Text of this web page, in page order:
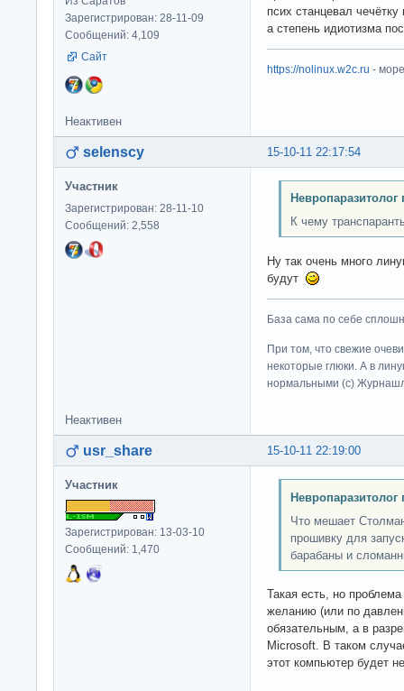
Зарегистрирован: 28-11-09
Сообщений: 4,109
Сайт
псих станцевал
а степень идиотизма
https://nolinux.w2c.ru -
Неактивен
15-10-11 22:17:54
selenscy
Участник
Зарегистрирован: 28-11-10
Сообщений: 2,558
Невропаразитолог
К чему
Ну так очень много
будут
База сама по себе
При том, что свежие
некоторые глюки. А в
нормальными (c)
Неактивен
15-10-11 22:19:00
usr_share
Участник
Зарегистрирован: 13-03-10
Сообщений: 1,470
Невропаразитолог
Что мешает
прошивку для
барабаны и
Такая есть, но
желанию (или по
обязательным, а в
Microsoft. В таком
этот компьютер будет